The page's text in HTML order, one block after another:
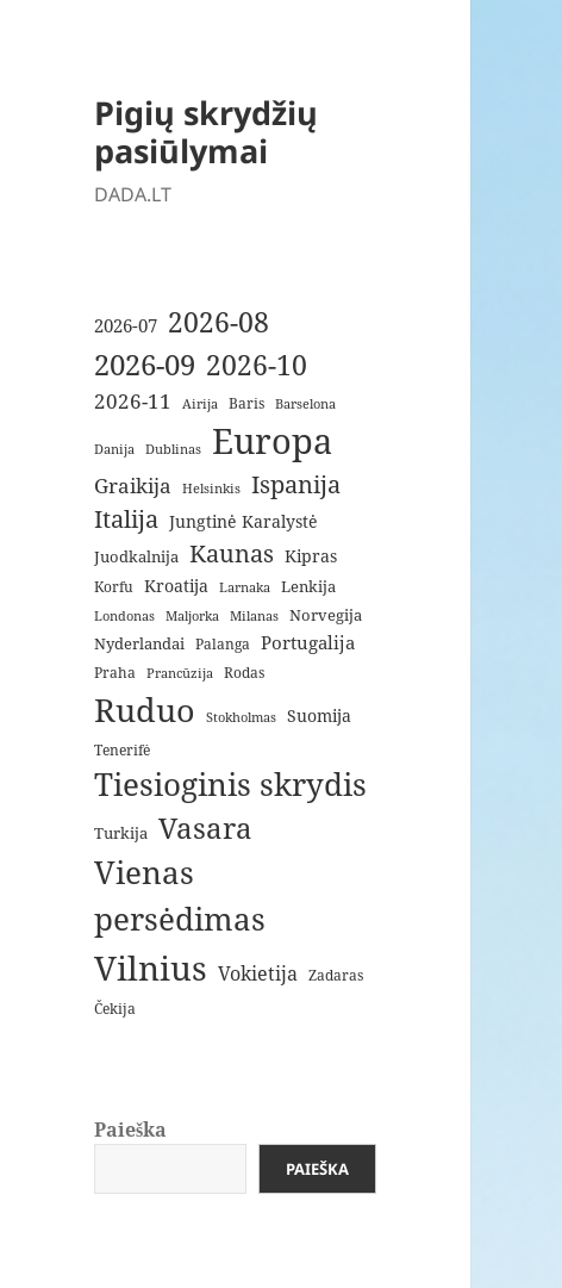
Pigių skrydžių
pasiūlymai
DADA.LT
2026-07 2026-08
2026-09 2026-10
2026-11 Airija Baris Barselona
Danija Dublinas Europa
Graikija Helsinkis
Ispanija
Italija Jungtinė Karalystė
Juodkalnija Kaunas Kipras
Korfu Kroatija Larnaka Lenkija
Londonas Maljorka Milanas
Norvegija
Nyderlandai Palanga Portugalija
Praha Prancūzija Rodas
Ruduo Stokholmas Suomija
Tenerifė
Tiesioginis skrydis
Turkija Vasara
Vienas
persėdimas
Vilnius Vokietija Zadaras
Čekija
Paieška
PAIEŠKA